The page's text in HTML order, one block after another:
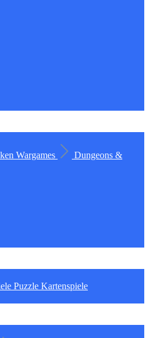
Wargames
Dungeons &
Puzzle Kartenspiele